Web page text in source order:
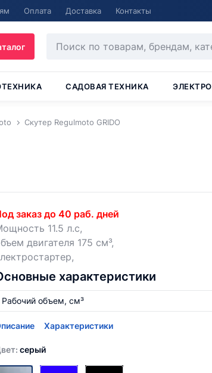
Оплата Доставка Контакты
САДОВАЯ ТЕХНИКА
Скутер Regulmoto GRIDO
заказ до 40 раб. дней
11.5 л.с,
двигателя 175 см³,
характеристики
Рабочий объем, см³
Характеристики
серый